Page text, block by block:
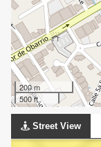
200 m
500 ft
Street View